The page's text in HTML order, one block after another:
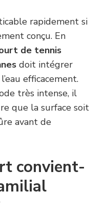
rapidement si
conçu. En
de tennis
doit intégrer
efficacement.
très intense, il
que la surface soit
avant de
convient-